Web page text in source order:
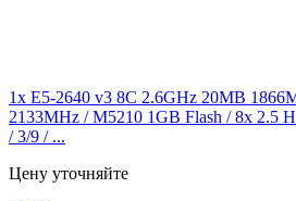
1x E5-2640 v3 8C 2.6GHz 20MB
2133MHz / M5210 1GB Flash / 8x 2.5
/ 3/9 / ...
Цену уточняйте